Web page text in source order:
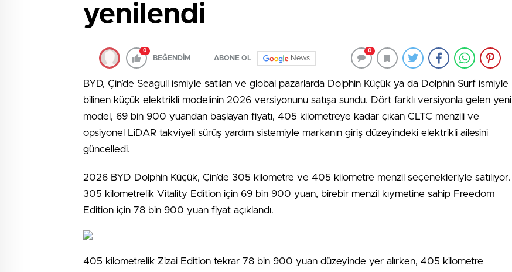
yenilendi
0
BEĞENDİM ABONE OL News
0
BYD, Çin’de Seagull ismiyle satılan ve global pazarlarda Dolphin Küçük ya da Dolphin Surf ismiyle
bilinen küçük elektrikli modelinin 2026 versiyonunu satışa sundu. Dört farklı versiyonla gelen yeni
model, 69 bin 900 yuandan başlayan fiyatı, 405 kilometreye kadar çıkan CLTC menzili ve
opsiyonel LiDAR takviyeli sürüş yardım sistemiyle markanın giriş düzeyindeki elektrikli ailesini
güncelledi.
2026 BYD Dolphin Küçük, Çin’de 305 kilometre ve 405 kilometre menzil seçenekleriyle satılıyor.
305 kilometrelik Vitality Edition için 69 bin 900 yuan, birebir menzil kıymetine sahip Freedom
Edition için 78 bin 900 yuan fiyat açıklandı.
405 kilometrelik Zizai Edition tekrar 78 bin 900 yuan düzeyinde yer alırken, 405 kilometre